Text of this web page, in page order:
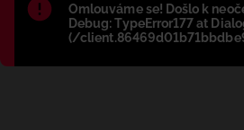
Błąd:
Omlouváme se! Došlo k
Debug: TypeError177 at
(/